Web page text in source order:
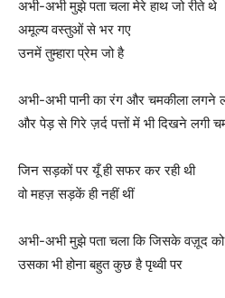
अभी-अभी मुझे पता चला मेरे हाथ जो रीते थे
अमूल्य वस्तुओं से भर गए
उनमें तुम्हारा प्रेम जो है
अभी-अभी पानी का रंग और चमकीला लगने
और पेड़ से गिरे ज़र्द पत्तों में भी दिखने लगी
जिन सड़कों पर यूँ ही सफर कर रही थी
वो महज़ सड़कें ही नहीं थीं
अभी-अभी मुझे पता चला कि जिसके वज़ूद
उसका भी होना बहुत कुछ है पृथ्वी पर